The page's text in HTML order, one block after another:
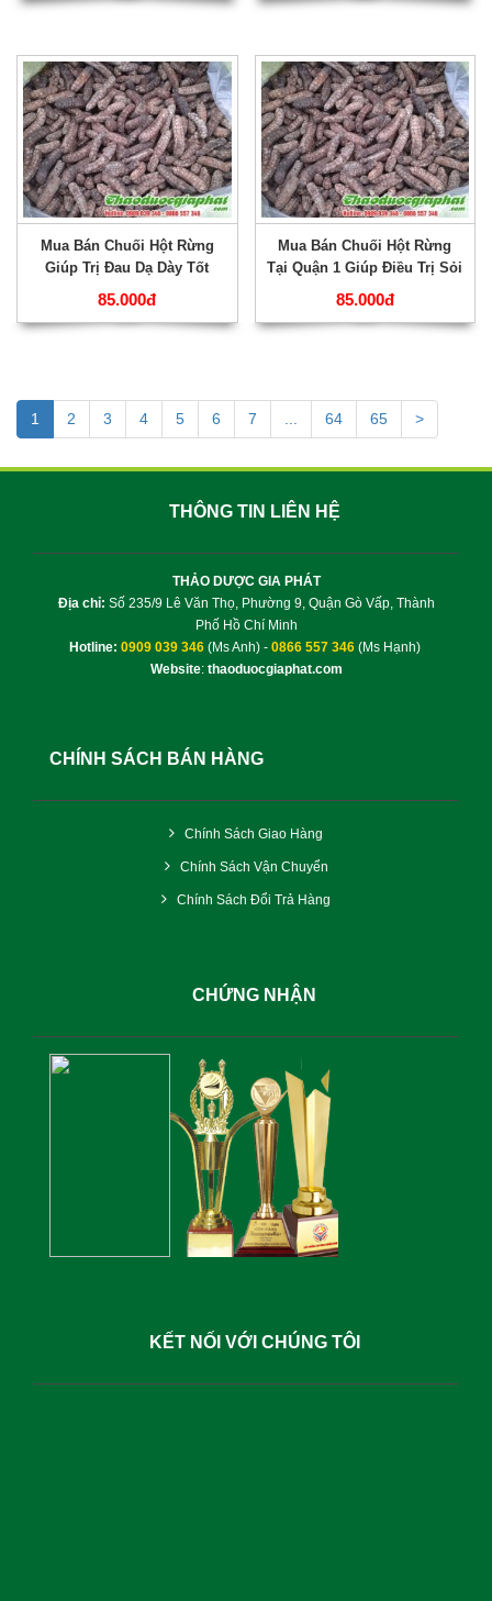
Mua Bán Chuối Hột Rừng
Giúp Trị Đau Dạ Dày Tốt
85.000đ
Mua Bán Chuối Hột Rừng
Tại Quận 1 Giúp Điều Trị Sỏi
85.000đ
1 2 3 4 5 6 7 64 65 >
THÔNG TIN LIÊN HỆ
THẢO DƯỢC GIA PHÁT
Địa chỉ: Số 235/9 Lê Văn Thọ, Phường 9, Quận Gò Vấp, Thành
Phố Hồ Chí Minh
Hotline: 0909 039 346 (Ms Anh) - 0866 557 346(Ms Hạnh)
Website: thaoduocgiaphat.com
CHÍNH SÁCH BÁN HÀNG
Chính Sách Giao Hàng
Chính Sách Vận Chuyển
Chính Sách Đổi Trả Hàng
CHỨNG NHẬN
KẾT NỐI VỚI CHÚNG TÔI